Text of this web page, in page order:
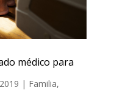
médico para
| Familia,